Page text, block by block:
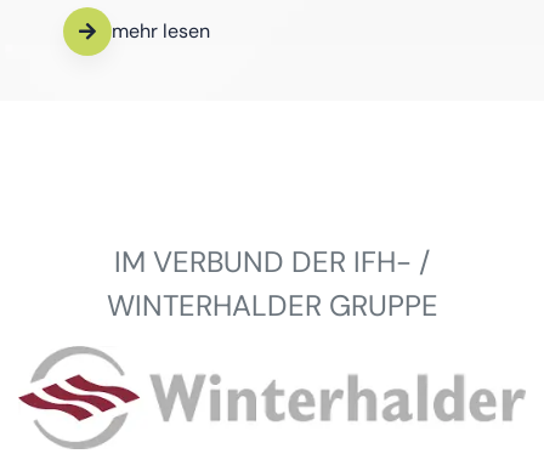
mehr lesen
IM VERBUND DER IFH- /
WINTERHALDER GRUPPE
Winterhalder